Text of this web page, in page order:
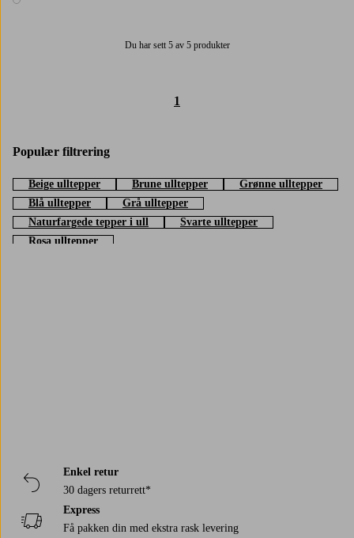
1 farge
Du har sett 5 av 5 produkter
1
Populær filtrering
Beige ulltepper Brune ulltepper
Grønne ulltepper
Blå ulltepper
Grå ulltepper
Naturfargede tepper i ull
Svarte ulltepper
Rosa ulltepper
Enkel retur
30 dagers returrett*
Express
Få pakken din med ekstra rask levering